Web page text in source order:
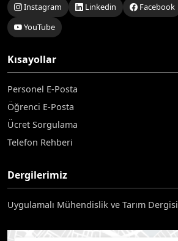
Instagram Linkedin Facebook
YouTube
Kısayollar
Personel E-Posta
Öğrenci E-Posta
Ücret Sorgulama
Telefon Rehberi
Dergilerimiz
Uygulamalı Mühendislik ve Tarım Dergisi